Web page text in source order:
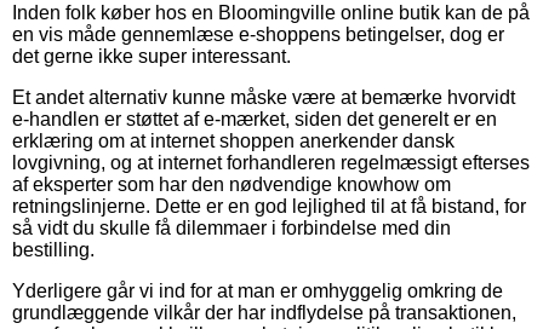
Inden folk køber hos en Bloomingville online butik kan de på
en vis måde gennemlæse e-shoppens betingelser, dog er
det gerne ikke super interessant.
Et andet alternativ kunne måske være at bemærke hvorvidt
e-handlen er støttet af e-mærket, siden det generelt er en
erklæring om at internet shoppen anerkender dansk
lovgivning, og at internet forhandleren regelmæssigt efterses
af eksperter som har den nødvendige knowhow om
retningslinjerne. Dette er en god lejlighed til at få bistand, for
så vidt du skulle få dilemmaer i forbindelse med din
bestilling.
Yderligere går vi ind for at man er omhyggelig omkring de
grundlæggende vilkår der har indflydelse på transaktionen,